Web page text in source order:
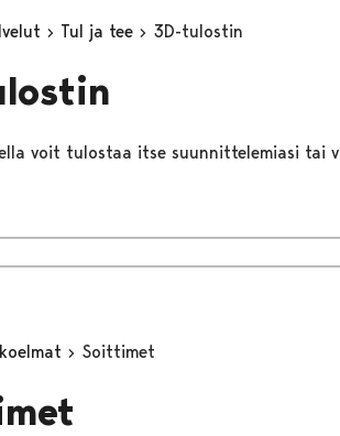
Tul ja tee 3D-tulostin
voit tulostaa itse suunnittelemiasi tai
Soittimet